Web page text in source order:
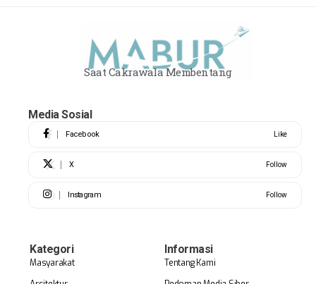
Saat Cakrawala Membentang
Media Sosial
Facebook Like
X Follow
Instagram Follow
Kategori
Masyarakat
Informasi
Tentang Kami